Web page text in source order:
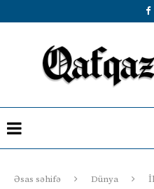
Əsas səhifə Dünya